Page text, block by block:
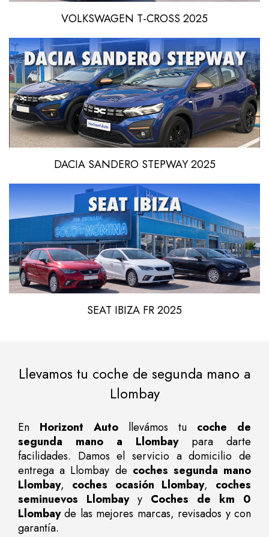
VOLKSWAGEN T-CROSS 2025
DACIA SANDERO STEPWAY 2025
SEAT IBIZA FR 2025
Llevamos tu coche de segunda mano a
Llombay
En Horizont Auto llevámos tu coche de
segunda mano a Llombaypara darte
facilidades. Damos el servicio a domicilio de
entrega a Llombay de coches segunda mano
Llombay, coches ocasión Llombay, coches
seminuevos Llombayy Coches de km 0
Llombayde las mejores marcas, revisados y con
garantía.